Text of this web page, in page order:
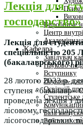
Виробниче
Центр
Академічна
Кафедра
Завідувач
Науково-
Вступнику
Науково-
Освітній
Студентське
База
Робота зі
Лекція для
господарство»
Лекція для
спеціальністю 205
(бакалаврського)
28 лютого 2023 р. для
ступеня «бакалавр»
проведена лекція з
лісовому
лісогосподарських